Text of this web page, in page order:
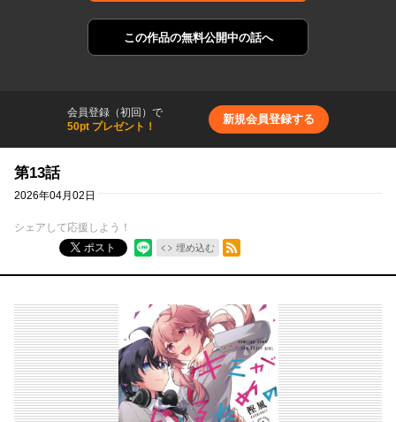
この作品の無料公開中の話へ
会員登録（初回）で
50pt プレゼント！
新規会員登録する
第13話
2026年04月02日
シェアして応援しよう！
ポスト
埋め込む
RSSフィード